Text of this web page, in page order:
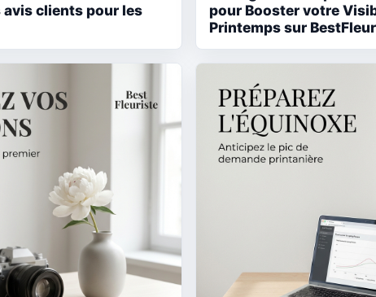
clients pour les
pour Booster votre
Printemps sur